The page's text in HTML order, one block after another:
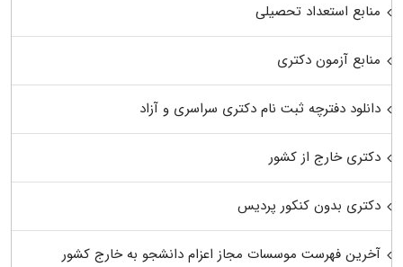
منابع استعداد تحصیلی
منابع آزمون دکتری
دانلود دفترچه ثبت نام دکتری سراسری و آزاد
دکتری خارج از کشور
دکتری بدون کنکور پردیس
آخرین فهرست موسسات مجاز اعزام دانشجو به خارج کشور